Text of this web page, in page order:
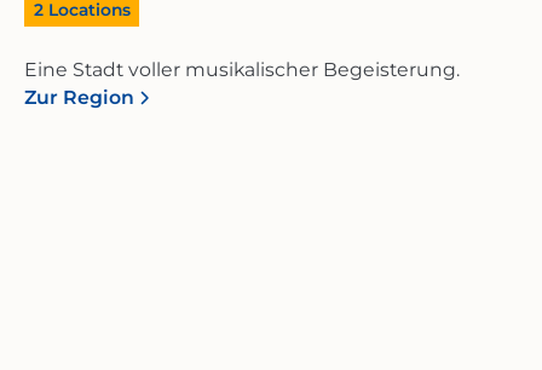
2Locations
Eine Stadt voller musikalischer Begeisterung.
Zur Region